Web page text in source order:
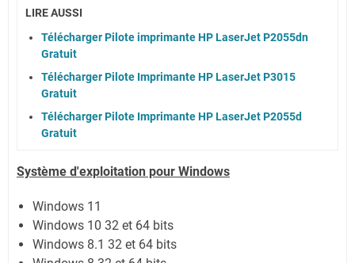
LIRE AUSSI
Télécharger Pilote imprimante HP LaserJet P2055dn
Gratuit
Télécharger Pilote Imprimante HP LaserJet P3015
Gratuit
Télécharger Pilote Imprimante HP LaserJet P2055d
Gratuit
Système d'exploitation pour Windows
Windows 11
Windows 10 32 et 64 bits
Windows 8.1 32 et 64 bits